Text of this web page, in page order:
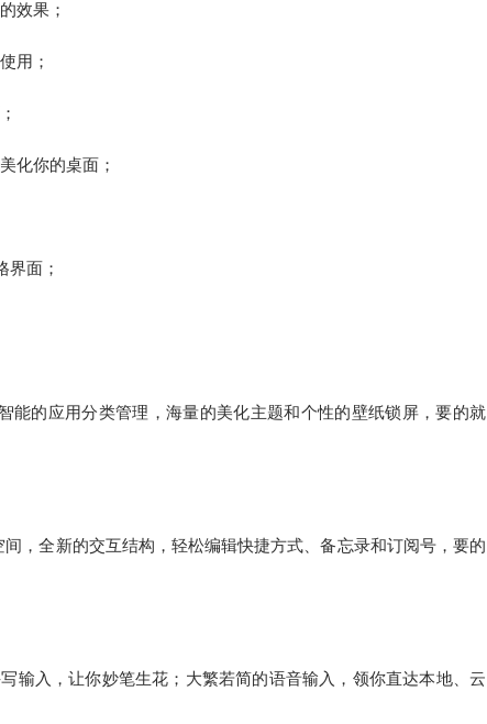
效果；
用；
化你的桌面；
界面；
能的应用分类管理，海量的美化主题和个性的壁纸锁屏，要的就
，全新的交互结构，轻松编辑快捷方式、备忘录和订阅号，要的
输入，让你妙笔生花；大繁若简的语音输入，领你直达本地、云